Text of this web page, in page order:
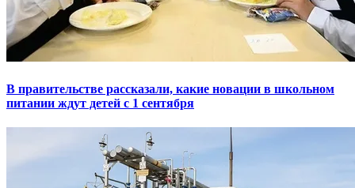
В правительстве рассказали, какие новации в школьном
питании ждут детей с 1 сентября